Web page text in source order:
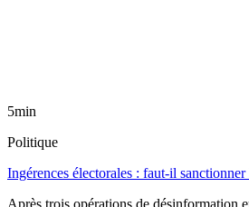
5min
Politique
Ingérences électorales : faut-il
Après trois opérations de désinformation